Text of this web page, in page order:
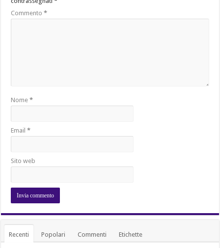
Commento*
Nome*
Email*
Sito web
Recenti Popolari Commenti Etichette